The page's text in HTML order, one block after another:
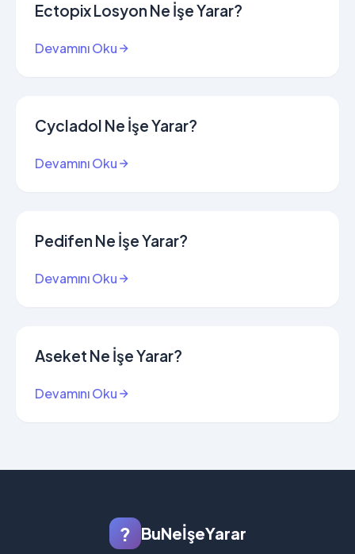
Ectopix Losyon Ne İşe Yarar?
Devamını Oku
Cycladol Ne İşe Yarar?
Devamını Oku
Pedifen Ne İşe Yarar?
Devamını Oku
Aseket Ne İşe Yarar?
Devamını Oku
? BuNeİşeYarar